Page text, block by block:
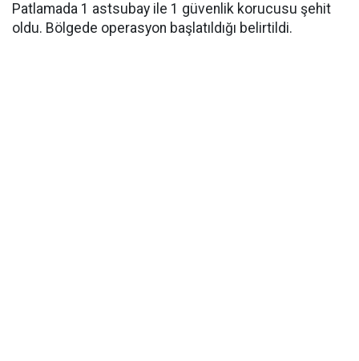
Patlamada 1 astsubay ile 1 güvenlik korucusu şehit
oldu. Bölgede operasyon başlatıldığı belirtildi.